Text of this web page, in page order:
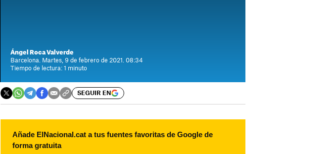
Ángel Roca Valverde
Barcelona. Martes, 9 de febrero de 2021. 08:34
Tiempo de lectura: 1 minuto
SEGUIR EN
Añade ElNacional.cat a tus fuentes favoritas de Google de
forma gratuita